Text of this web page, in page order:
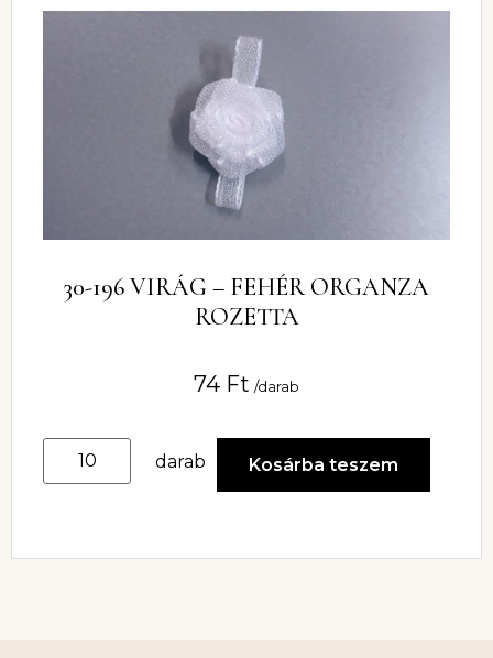
30-196 VIRÁG – FEHÉR ORGANZA
ROZETTA
74 Ft /darab
darab Kosárba teszem